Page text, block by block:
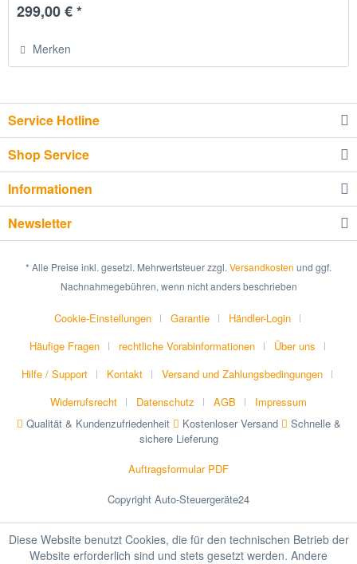
299,00 € *
Merken
Service Hotline
Shop Service
Informationen
Newsletter
* Alle Preise inkl. gesetzl. Mehrwertsteuer zzgl. Versandkosten und ggf.
Nachnahmegebühren, wenn nicht anders beschrieben
Cookie-Einstellungen Garantie
Händler-Login
Häufige Fragen
rechtliche Vorabinformationen
Über uns
Hilfe / Support
Kontakt
Versand und Zahlungsbedingungen
Widerrufsrecht
Datenschutz AGB
Impressum
Qualität & Kundenzufriedenheit
Kostenloser Versand
Schnelle &
sichere Lieferung
Auftragsformular PDF
Copyright Auto-Steuergeräte24
Diese Website benutzt Cookies, die für den technischen Betrieb der
Website erforderlich sind und stets gesetzt werden. Andere